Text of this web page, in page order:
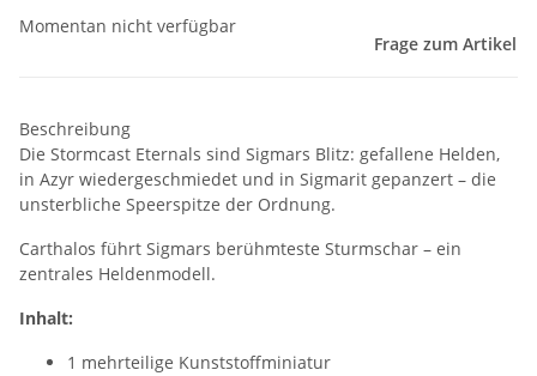
Momentan nicht verfügbar
Frage zum Artikel
Beschreibung
Die Stormcast Eternals sind Sigmars Blitz: gefallene Helden,
in Azyr wiedergeschmiedet und in Sigmarit gepanzert – die
unsterbliche Speerspitze der Ordnung.
Carthalos führt Sigmars berühmteste Sturmschar – ein
zentrales Heldenmodell.
Inhalt:
1 mehrteilige Kunststoffminiatur